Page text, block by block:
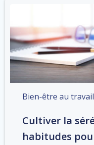
Bien-être au travail
Cultiver la
habitudes